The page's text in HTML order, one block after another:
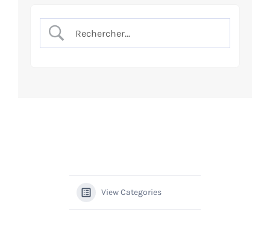
View Categories